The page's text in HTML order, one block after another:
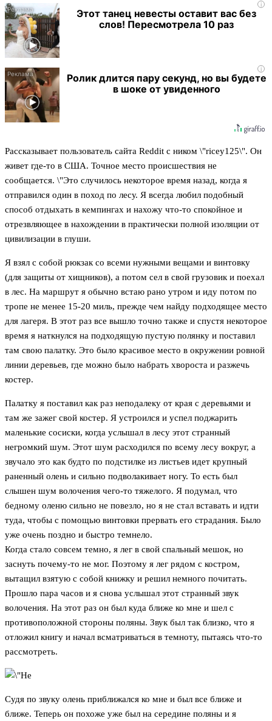
i
Этот танец невесты оставит вас без
слов! Пересмотрела 10 раз
i
Ролик длится пару секунд, но вы будете
в шоке от увиденного
Рассказывает пользователь сайта Reddit с ником \"ricey125\". Он
живет где-то в США. Точное место происшествия не
сообщается. \"Это случилось некоторое время назад, когда я
отправился один в поход по лесу. Я всегда любил подобный
способ отдыхать в кемпингах и нахожу что-то спокойное и
отрезвляющее в нахождении в практически полной изоляции от
цивилизации в глуши.
Я взял с собой рюкзак со всеми нужными вещами и винтовку
(для защиты от хищников), а потом сел в свой грузовик и поехал
в лес. На маршрут я обычно встаю рано утром и иду потом по
тропе не менее 15-20 миль, прежде чем найду подходящее место
для лагеря. В этот раз все вышло точно также и спустя некоторое
время я наткнулся на подходящую пустую полянку и поставил
там свою палатку. Это было красивое место в окружении ровной
линии деревьев, где можно было набрать хвороста и разжечь
костер.
Палатку я поставил как раз неподалеку от края с деревьями и
там же зажег свой костер. Я устроился и успел поджарить
маленькие сосиски, когда услышал в лесу этот странный
негромкий шум. Этот шум расходился по всему лесу вокруг, а
звучало это как будто по подстилке из листьев идет крупный
раненный олень и сильно подволакивает ногу. То есть был
слышен шум волочения чего-то тяжелого. Я подумал, что
бедному оленю сильно не повезло, но я не стал вставать и идти
туда, чтобы с помощью винтовки прервать его страдания. Было
уже очень поздно и быстро темнело.
Когда стало совсем темно, я лег в свой спальный мешок, но
заснуть почему-то не мог. Поэтому я лег рядом с костром,
вытащил взятую с собой книжку и решил немного почитать.
Прошло пара часов и я снова услышал этот странный звук
волочения. На этот раз он был куда ближе ко мне и шел с
противоположной стороны поляны. Звук был так близко, что я
отложил книгу и начал всматриваться в темноту, пытаясь что-то
рассмотреть.
Судя по звуку олень приближался ко мне и был все ближе и
ближе. Теперь он похоже уже был на середине поляны и я